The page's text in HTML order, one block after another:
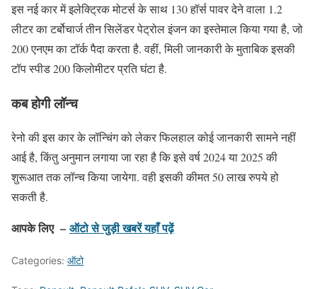
इस नई कार में इलेक्ट्रिक मोटर्स के साथ 130 हॉर्स पावर देने वाला 1.2
लीटर का टर्बोचार्ज तीन सिलेंडर पेट्रोल इंजन का इस्तेमाल किया गया है, जो
200 एनएम का टॉर्क पैदा करता है. वहीं, मिली जानकारी के मुताबिक इसकी
टॉप स्पीड 200 किलोमीटर प्रति घंटा है.
कब होगी लॉन्च
रेनो की इस कार के लॉन्चिंग को लेकर फिलहाल कोई जानकारी सामने नहीं
आई है, किंतु अनुमान लगाया जा रहा है कि इसे वर्ष 2024 या 2025 की
शुरूआत तक लॉन्च किया जायेगा. वही इसकी कीमत 50 लाख रुपये हो
सकती है.
आपके लिए – ऑटो से जुड़ी खबरें यहाँ पढ़ें
Categories: ऑटो